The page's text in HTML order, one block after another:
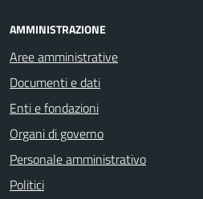
AMMINISTRAZIONE
Aree amministrative
Documenti e dati
Enti e fondazioni
Organi di governo
Personale amministrativo
Politici